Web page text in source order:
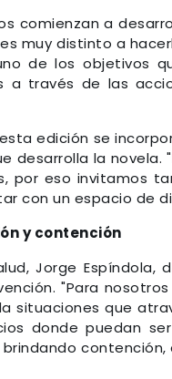
comienzan a
muy distinto a
de los objetivos
a través de las
edición se
desarrolla la novela.
por eso invitamos
con un espacio de
y contención
Jorge
"Para
situaciones que
donde puedan